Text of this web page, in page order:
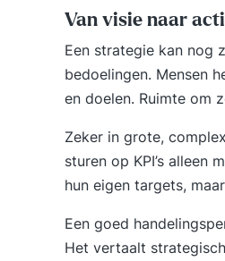
Van visie naar
Een strategie kan nog
bedoelingen. Mensen
en doelen. Ruimte om
Zeker in grote,
sturen op KPI’s alleen
hun eigen targets,
Een goed
Het vertaalt